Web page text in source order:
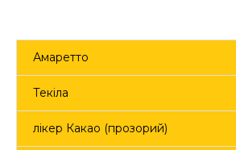
Амаретто
Текіла
лікер Какао (прозорий)